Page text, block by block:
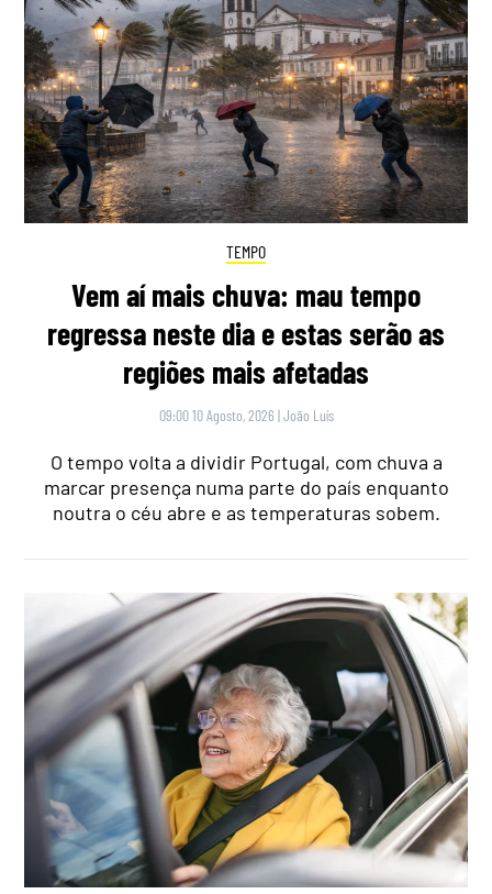
TEMPO
Vem aí mais chuva: mau tempo
regressa neste dia e estas serão as
regiões mais afetadas
09:00 10 Agosto, 2026 |João Luís
O tempo volta a dividir Portugal, com chuva a
marcar presença numa parte do país enquanto
noutra o céu abre e as temperaturas sobem.